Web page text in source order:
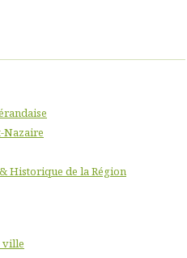
Nazaire
Historique de la Région
ville